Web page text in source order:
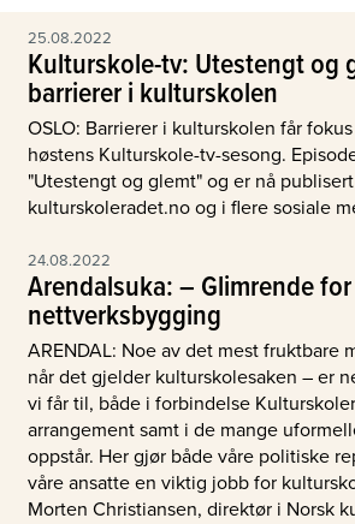
25.08.2022
Kulturskole-tv: Utestengt og
barrierer i kulturskolen
OSLO: Barrierer i kulturskolen får
høstens Kulturskole-tv-sesong.
"Utestengt og glemt" og er nå
kulturskoleradet.no og i flere sosiale
24.08.2022
Arendalsuka: – Glimrende for
nettverksbygging
ARENDAL: Noe av det mest fruktbare
når det gjelder kulturskolesaken – er
vi får til, både i forbindelse
arrangement samt i de mange
oppstår. Her gjør både våre politiske
våre ansatte en viktig jobb for
Morten Christiansen, direktør i Norsk